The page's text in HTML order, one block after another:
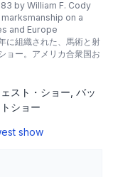
by William F. Cody
on a
and Europe
に組織された、馬術と射
ョー。アメリカ合衆国お
スト・ショー バッ
ショー
show